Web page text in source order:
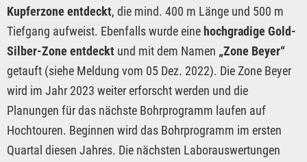
Kupferzone entdeckt, die mind. 400 m Länge und 500 m
Tiefgang aufweist. Ebenfalls wurde eine hochgradige Gold-
Silber-Zone entdeckt und mit dem Namen „Zone Beyer“
getauft (siehe Meldung vom 05 Dez. 2022). Die Zone Beyer
wird im Jahr 2023 weiter erforscht werden und die
Planungen für das nächste Bohrprogramm laufen auf
Hochtouren. Beginnen wird das Bohrprogramm im ersten
Quartal diesen Jahres. Die nächsten Laborauswertungen